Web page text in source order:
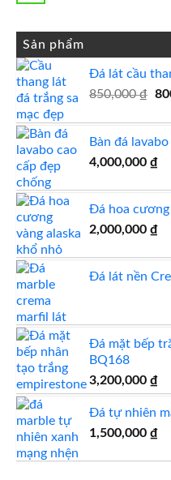
cương
20
mộ
đá
đẹp
luận
ở
Bảng
hoa
100
mẫu
đá
tự
nhiên
đẹp
Sản phẩm
Đá lát cầu
850,000₫
là:
Bàn đá
4,000,000 ₫
Đá hoa cương
2,000,000 ₫
Đá lát nền
Đá mặt bếp
BQ168
3,200,000 ₫
Đá tự nhiên
1,500,000 ₫